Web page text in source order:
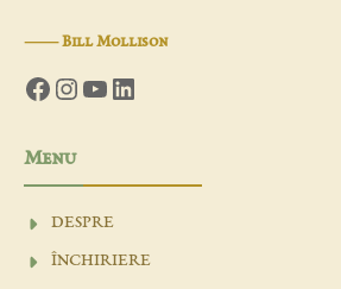
―Bill Mollison
Facebook
Instagram
YouTube
LinkedIn
Menu
DESPRE
ÎNCHIRIERE